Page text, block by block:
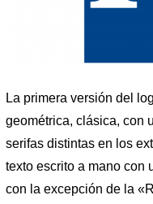
La primera versión del
geométrica, clásica, con
serifas distintas en los
texto escrito a mano con
con la excepción de la